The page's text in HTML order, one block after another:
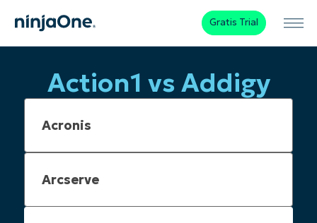
Gratis Trial
Action1 vs Addigy